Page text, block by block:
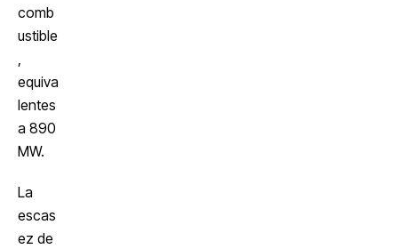
comb
ustible
,
equiva
lentes
a 890
MW.
La
escas
ez de